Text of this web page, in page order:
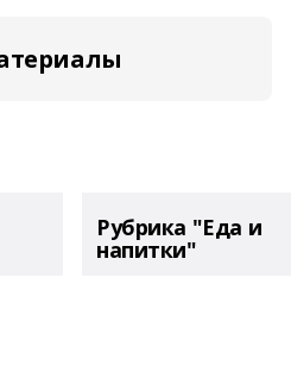
Рубрика "Еда и
напитки"